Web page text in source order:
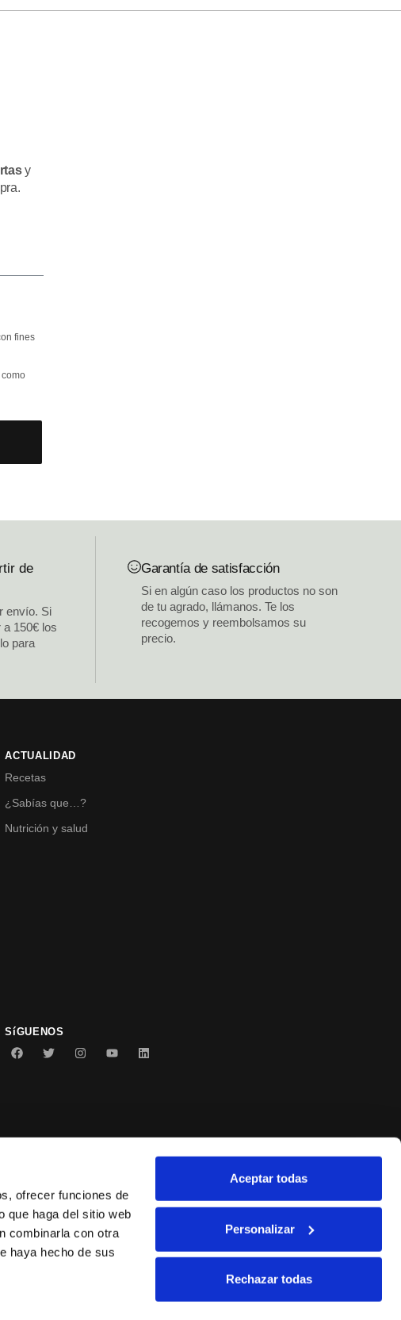
ofrecer funciones de
que haga del sitio web
combinarla con otra
haya hecho de sus
Aceptar todas
Personalizar
Rechazar todas
y
fines
de
envío. Si
a 150€ los
para
Garantía de satisfacción
Si en algún caso los productos no son
de tu agrado, llámanos. Te los
recogemos y reembolsamos su
precio.
ACTUALIDAD
Recetas
¿Sabías que…?
Nutrición y salud
SíGUENOS
© 2023 Conservas Serrats